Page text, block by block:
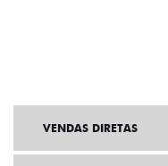
VENDAS DIRETAS